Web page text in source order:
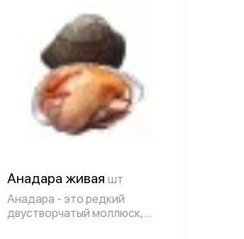
Анадара живая шт
Анадара - это редкий
двустворчатый моллюск,